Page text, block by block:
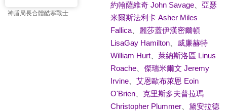
神盾局長合體酷寒戰士
約翰薩維奇 John Savage、 亞瑟
米爾斯法利卡 Asher Miles
Fallica、 麗莎蓋伊漢密爾頓
LisaGay Hamilton、
威廉赫特
William Hurt、 萊納斯洛區 Linus
Roache、 傑瑞米爾文 Jeremy
Irvine、 艾恩歐布萊恩 Eoin
O'Brien、 克里斯多夫普拉瑪
Christopher Plummer、 黛安拉德